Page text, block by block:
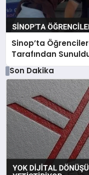
Sinop’ta
Tarafından
Son Dakika